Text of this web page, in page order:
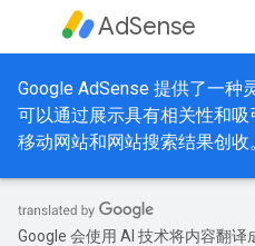
AdSense
Google AdSense 提供了一种
可以通过展示具有相关性和吸
移动网站和网站搜索结果创收
Google 会使用 AI 技术将内容翻